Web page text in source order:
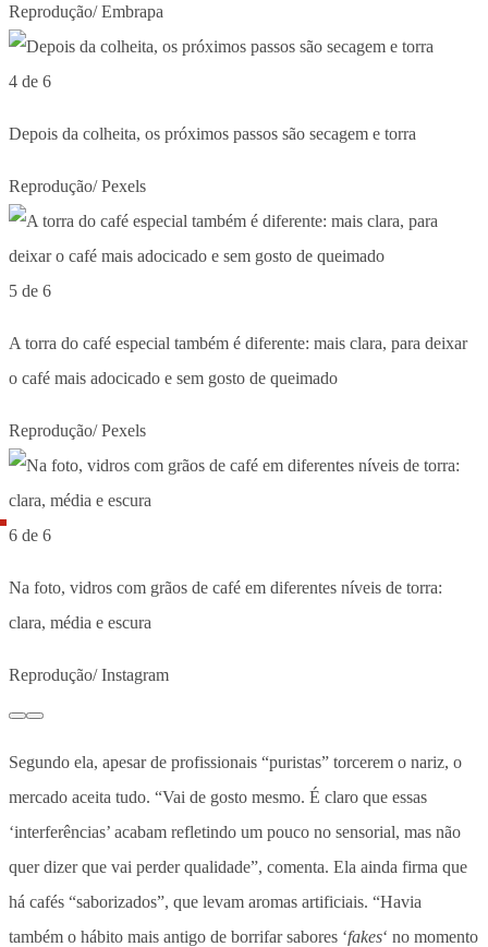
Reprodução/ Embrapa
4 de 6
Depois da colheita, os próximos passos são secagem e torra
Reprodução/ Pexels
5 de 6
A torra do café especial também é diferente: mais clara, para deixar
o café mais adocicado e sem gosto de queimado
Reprodução/ Pexels
6 de 6
Na foto, vidros com grãos de café em diferentes níveis de torra:
clara, média e escura
Reprodução/ Instagram
Segundo ela, apesar de profissionais “puristas” torcerem o nariz, o
mercado aceita tudo. “Vai de gosto mesmo. É claro que essas
‘interferências’ acabam refletindo um pouco no sensorial, mas não
quer dizer que vai perder qualidade”, comenta. Ela ainda firma que
há cafés “saborizados”, que levam aromas artificiais. “Havia
também o hábito mais antigo de borrifar sabores ‘fakes‘ no momento